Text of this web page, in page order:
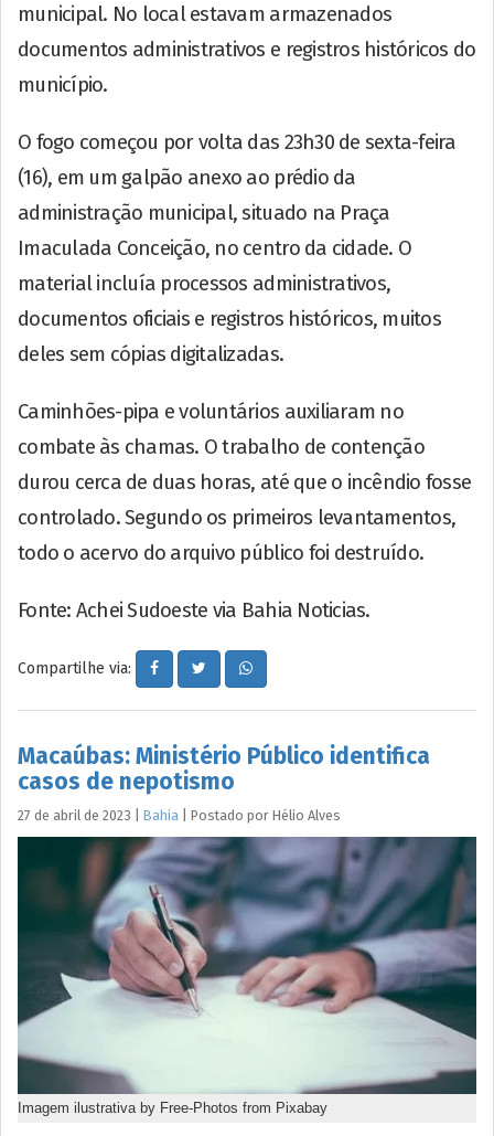
municipal. No local estavam armazenados
documentos administrativos e registros históricos do
município.
O fogo começou por volta das 23h30 de sexta-feira
(16), em um galpão anexo ao prédio da
administração municipal, situado na Praça
Imaculada Conceição, no centro da cidade. O
material incluía processos administrativos,
documentos oficiais e registros históricos, muitos
deles sem cópias digitalizadas.
Caminhões-pipa e voluntários auxiliaram no
combate às chamas. O trabalho de contenção
durou cerca de duas horas, até que o incêndio fosse
controlado. Segundo os primeiros levantamentos,
todo o acervo do arquivo público foi destruído.
Fonte: Achei Sudoeste via Bahia Noticias.
Compartilhe via:
Macaúbas: Ministério Público identifica
casos de nepotismo
27 de abril de 2023 Bahia Postado por Hélio Alves
Imagem ilustrativa by Free-Photos from Pixabay